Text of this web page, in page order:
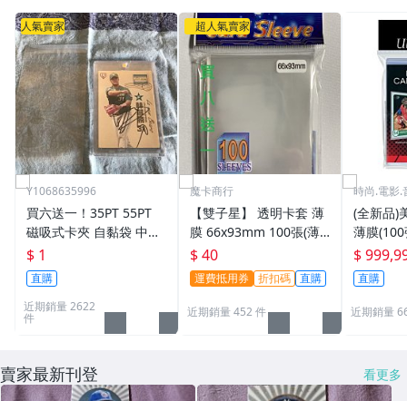
人氣賣家
Y1068635996
買六送一！35PT 55PT
磁吸式卡夾 自黏袋 中華
職棒球員卡 遊戲王 寶可
夢PTCG 漫威 ultra pro
可用
$ 1
直購
近期銷量 2622
件
超人氣賣家
魔卡商行
【雙子星】 透明卡套 薄
膜 66x93mm 100張(薄)
適用 BBM MLB Topps C
PBL 球員卡
$ 40
運費抵用券 折扣碼 直購
近期銷量 452 件
時尚.電影.
(全新品)
薄膜
次到貨
$
直購
近期銷量
賣家最新刊登 看更多